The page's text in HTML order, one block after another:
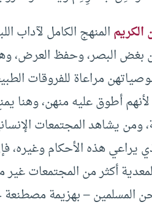
الكريمالمنهج الكامل لآداب
بغض البصر، وحفظ العرض،
مراعاة للفروقات
أطوق عليه منهن، وهنا
ومن يشاهد المجتمعات
يراعي هذه الأحكام وغيره،
أكثر من المجتمعات
المسلمين – بهزيمة